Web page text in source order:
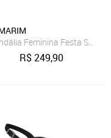
Ramarim 2646102
Feminina Festa
R$249,90